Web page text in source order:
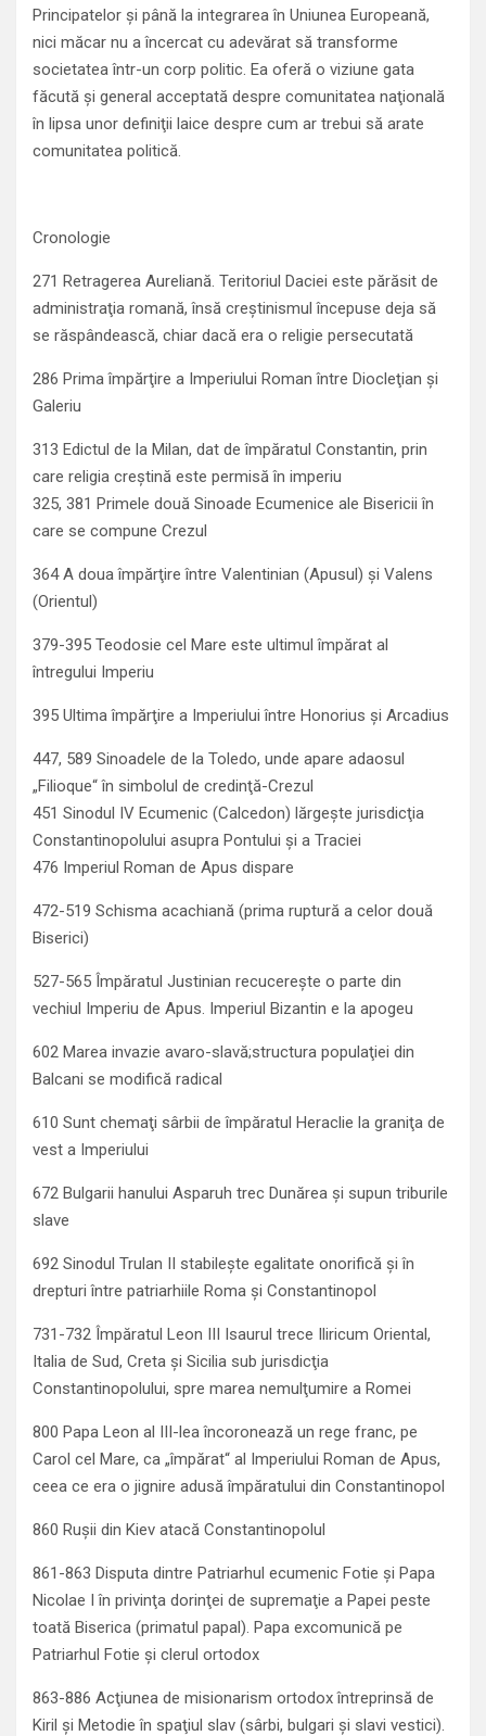
Principatelor şi până la integrarea în Uniunea Europeană,
nici măcar nu a încercat cu adevărat să transforme
societatea într-un corp politic. Ea oferă o viziune gata
făcută şi general acceptată despre comunitatea naţională
în lipsa unor definiţii laice despre cum ar trebui să arate
comunitatea politică.
Cronologie
271 Retragerea Aureliană. Teritoriul Daciei este părăsit de
administraţia romană, însă creştinismul începuse deja să
se răspândească, chiar dacă era o religie persecutată
286 Prima împărţire a Imperiului Roman între Diocleţian şi
Galeriu
313 Edictul de la Milan, dat de împăratul Constantin, prin
care religia creştină este permisă în imperiu
325, 381 Primele două Sinoade Ecumenice ale Bisericii în
care se compune Crezul
364 A doua împărţire între Valentinian (Apusul) şi Valens
(Orientul)
379-395 Teodosie cel Mare este ultimul împărat al
întregului Imperiu
395 Ultima împărţire a Imperiului între Honorius şi Arcadius
447, 589 Sinoadele de la Toledo, unde apare adaosul
„Filioque“ în simbolul de credinţă-Crezul
451 Sinodul IV Ecumenic (Calcedon) lărgeşte jurisdicţia
Constantinopolului asupra Pontului şi a Traciei
476 Imperiul Roman de Apus dispare
472-519 Schisma acachiană (prima ruptură a celor două
Biserici)
527-565 Împăratul Justinian recucereşte o parte din
vechiul Imperiu de Apus. Imperiul Bizantin e la apogeu
602 Marea invazie avaro-slavă;structura populaţiei din
Balcani se modifică radical
610 Sunt chemaţi sârbii de împăratul Heraclie la graniţa de
vest a Imperiului
672 Bulgarii hanului Asparuh trec Dunărea şi supun triburile
slave
692 Sinodul Trulan II stabileşte egalitate onorifică şi în
drepturi între patriarhiile Roma şi Constantinopol
731-732 Împăratul Leon III Isaurul trece Iliricum Oriental,
Italia de Sud, Creta şi Sicilia sub jurisdicţia
Constantinopolului, spre marea nemulţumire a Romei
800 Papa Leon al III-lea încoronează un rege franc, pe
Carol cel Mare, ca „împărat“ al Imperiului Roman de Apus,
ceea ce era o jignire adusă împăratului din Constantinopol
860 Ruşii din Kiev atacă Constantinopolul
861-863 Disputa dintre Patriarhul ecumenic Fotie şi Papa
Nicolae I în privinţa dorinţei de supremaţie a Papei peste
toată Biserica (primatul papal). Papa excomunică pe
Patriarhul Fotie şi clerul ortodox
863-886 Acţiunea de misionarism ortodox întreprinsă de
Kiril şi Metodie în spaţiul slav (sârbi, bulgari şi slavi vestici).